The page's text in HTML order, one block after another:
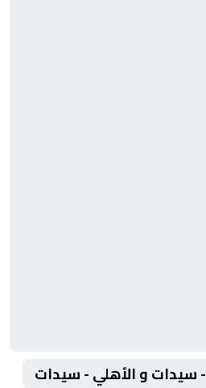
- سيدات و الأهلي - سيدات